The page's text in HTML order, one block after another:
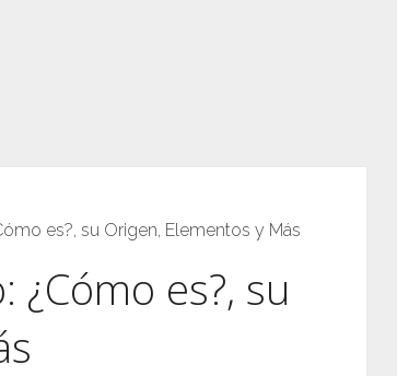
es?, su Origen, Elementos y Más
es?, su